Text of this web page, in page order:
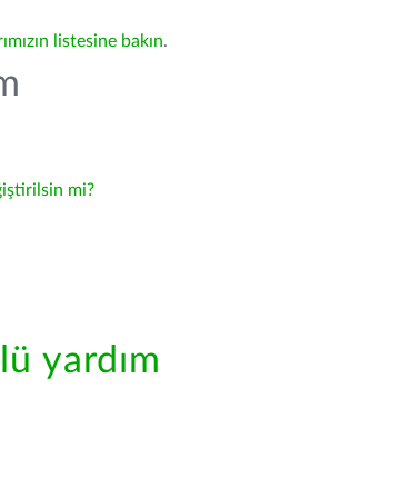
listesine bakın.
mi?
yardım